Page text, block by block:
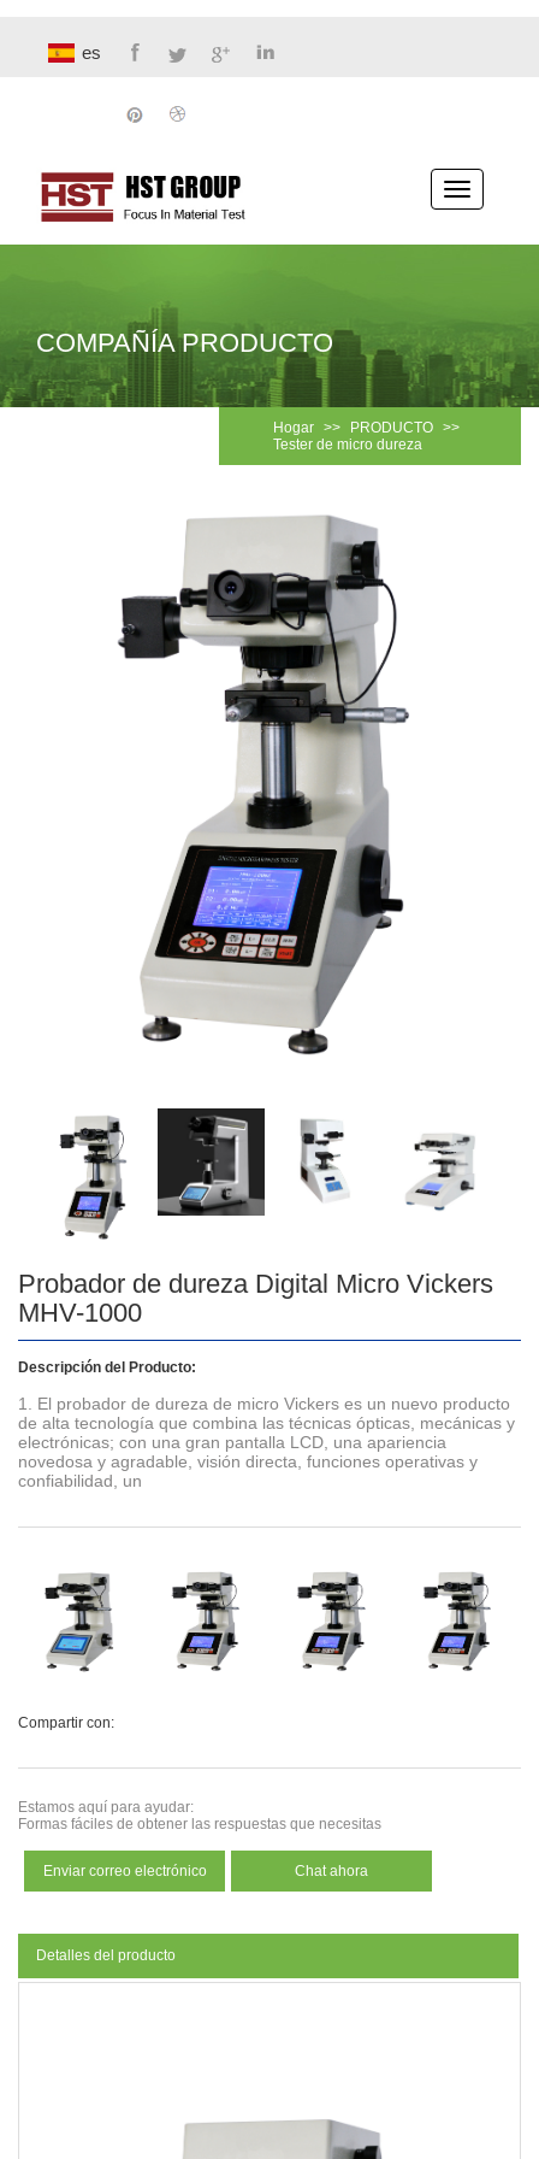
es
COMPAÑÍA PRODUCTO
Hogar >> PRODUCTO >>
Tester de micro dureza
Probador de dureza Digital Micro Vickers
MHV-1000
Descripción del Producto:
1. El probador de dureza de micro Vickers es un nuevo producto
de alta tecnología que combina las técnicas ópticas, mecánicas y
electrónicas; con una gran pantalla LCD, una apariencia
novedosa y agradable, visión directa, funciones operativas y
confiabilidad, un
Compartir con:
Estamos aquí para ayudar:
Formas fáciles de obtener las respuestas que necesitas
Enviar correo electrónico Chat ahora
Detalles del producto